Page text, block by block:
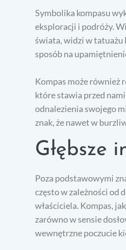
Symbolika kompasu
eksploracji i podróży.
świata, widzi w tatuażu
sposób na
Kompas może również
które stawia przed
odnalezienia swojego
znak, że nawet w
Głębsze
Poza podstawowymi
często w zależności od
właściciela. Kompas,
zarówno w sensie
wewnętrzne poczucie